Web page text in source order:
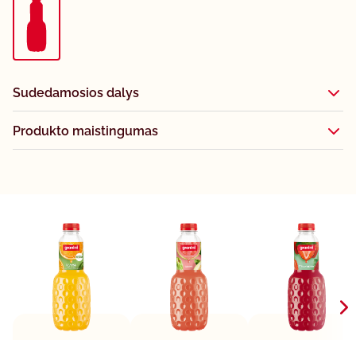
Sudedamosios dalys
Produkto maistingumas